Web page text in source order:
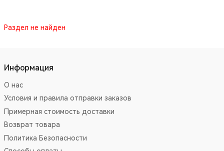
Раздел не найден
Информация
О нас
Условия и правила отправки заказов
Примерная стоимость доставки
Возврат товара
Политика Безопасности